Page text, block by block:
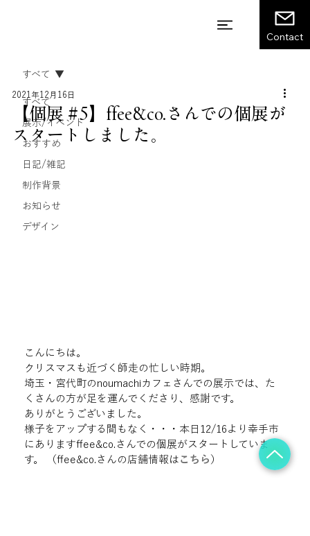
Contact
すべて
展示/イベント
おすすめ
日記/雑記
制作背景
お知らせ
デザイン
すべて
【個展 #5】ffee&co.さんでの個展が
スタートしました。
2021年12月16日
こんにちは。
クリスマスも近づく師走の忙しい時期。
埼玉・宮代町のnoumachiカフェさんでの展示では、た
くさんの方が足を運んでくださり、感謝です。
ありがとうございました。
様子をアップする間もなく・・・本日12/16より幸手市
にありますffee&co.さんでの個展がスタートしていま
す。 （ffee&co.さんの店舗情報は こちら ）